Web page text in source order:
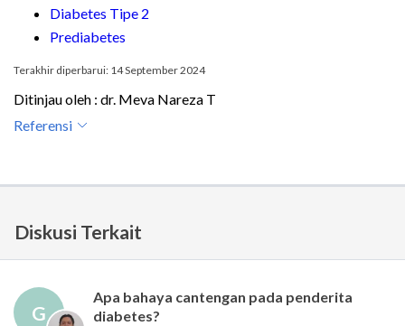
Diabetes Tipe 2
Prediabetes
Terakhir diperbarui: 14 September 2024